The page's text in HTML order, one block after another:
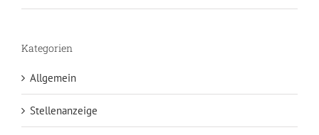
Kategorien
Allgemein
Stellenanzeige